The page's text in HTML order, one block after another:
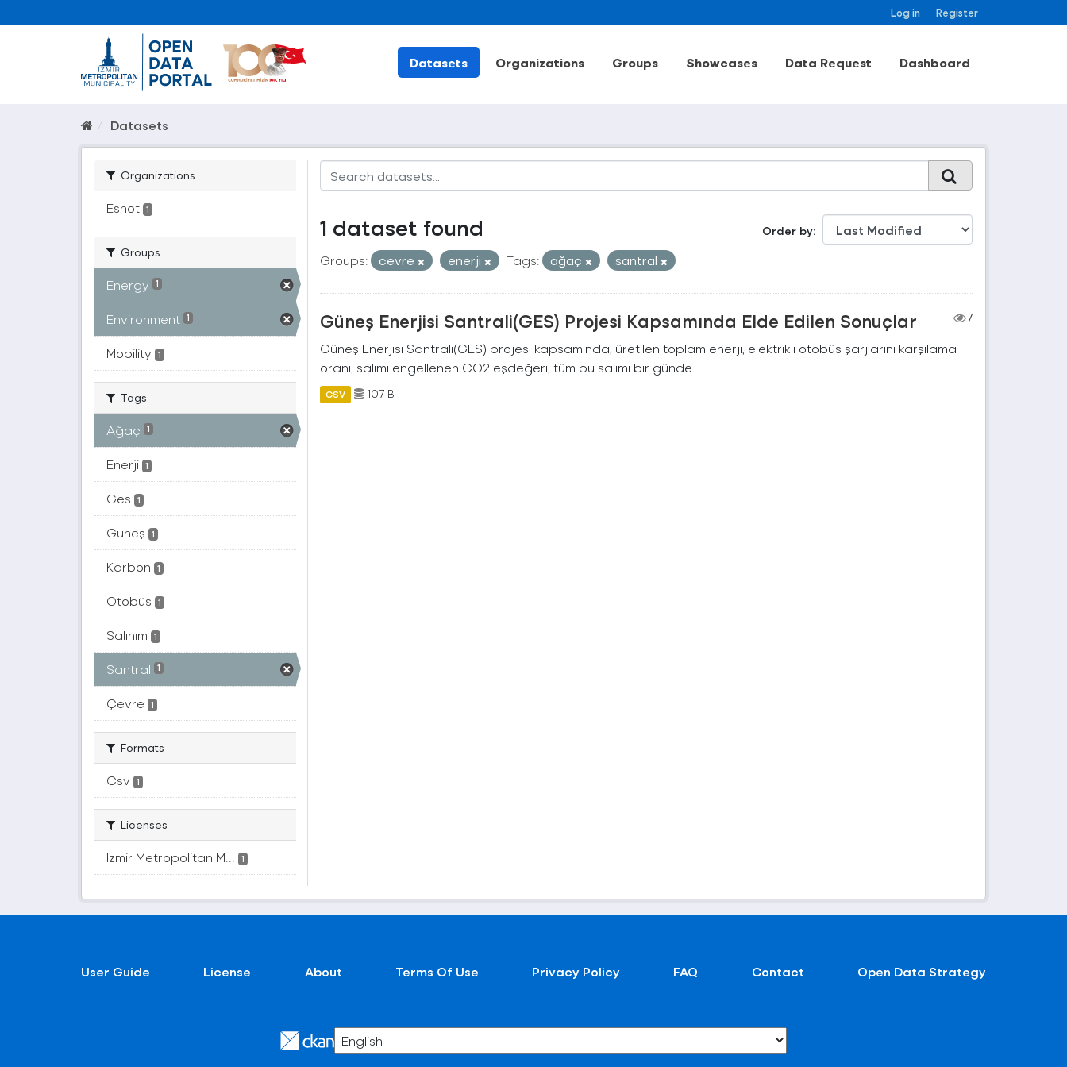
Log in Register
Datasets Organizations Groups Showcases Data Request Dashboard
Datasets
Organizations
Eshot 1
Groups
Energy 1
Environment 1
Mobility 1
Tags
Ağaç 1
Enerji 1
Ges 1
Güneş 1
Karbon 1
Otobüs 1
Salınım 1
Santral 1
Çevre 1
Formats
Csv 1
Licenses
Izmir Metropolitan M... 1
Order by
1 dataset found
Groups: cevre enerji Tags: ağaç santral
Güneş Enerjisi Santrali(GES) Projesi Kapsamında Elde Edilen Sonuçlar
7
Güneş Enerjisi Santrali(GES) projesi kapsamında, üretilen toplam enerji, elektrikli otobüs şarjlarını karşılama
oranı, salımı engellenen CO2 eşdeğeri, tüm bu salımı bir günde...
CSV 107 B
User Guide License About Terms Of Use Privacy Policy FAQ Contact Open Data Strategy